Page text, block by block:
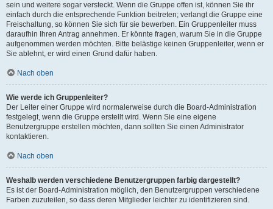
sein und weitere sogar versteckt. Wenn die Gruppe offen ist, können Sie ihr
einfach durch die entsprechende Funktion beitreten; verlangt die Gruppe eine
Freischaltung, so können Sie sich für sie bewerben. Ein Gruppenleiter muss
daraufhin Ihren Antrag annehmen. Er könnte fragen, warum Sie in die Gruppe
aufgenommen werden möchten. Bitte belästige keinen Gruppenleiter, wenn er
Sie ablehnt, er wird einen Grund dafür haben.
Nach oben
Wie werde ich Gruppenleiter?
Der Leiter einer Gruppe wird normalerweise durch die Board-Administration
festgelegt, wenn die Gruppe erstellt wird. Wenn Sie eine eigene
Benutzergruppe erstellen möchten, dann sollten Sie einen Administrator
kontaktieren.
Nach oben
Weshalb werden verschiedene Benutzergruppen farbig dargestellt?
Es ist der Board-Administration möglich, den Benutzergruppen verschiedene
Farben zuzuteilen, so dass deren Mitglieder leichter zu identifizieren sind.